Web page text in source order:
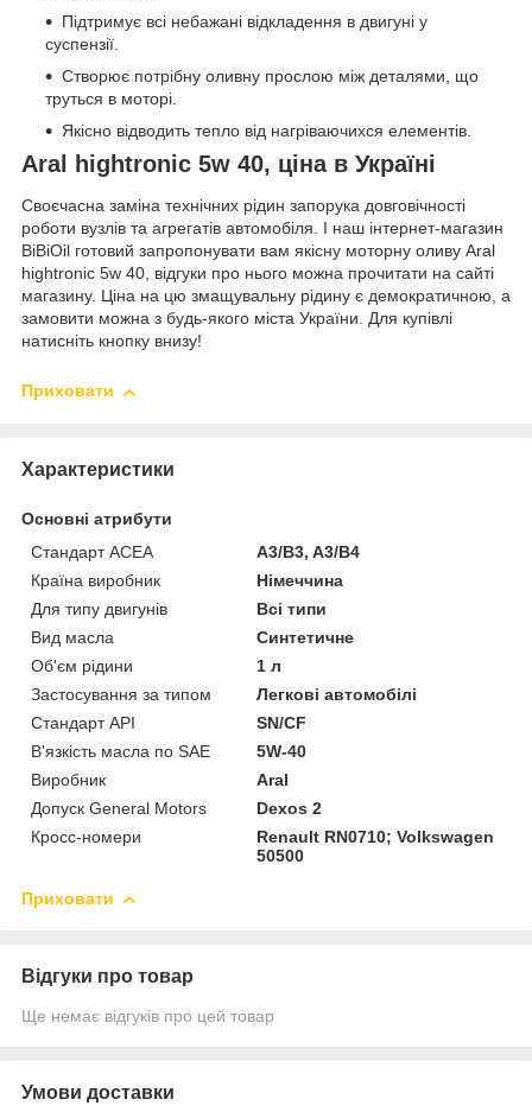
Підтримує всі небажані відкладення в двигуні у
суспензії.
Створює потрібну оливну прослою між деталями, що
труться в моторі.
Якісно відводить тепло від нагріваючихся елементів.
Aral hightronic 5w 40, ціна в Україні
Своєчасна заміна технічних рідин запорука довговічності
роботи вузлів та агрегатів автомобіля. І наш інтернет-магазин
BiBiOil готовий запропонувати вам якісну моторну оливу Aral
hightronic 5w 40, відгуки про нього можна прочитати на сайті
магазину. Ціна на цю змащувальну рідину є демократичною, а
замовити можна з будь-якого міста України. Для купівлі
натисніть кнопку внизу!
Приховати
Характеристики
Основні атрибути
Стандарт ACEA
A3/B3, A3/B4
Країна виробник
Німеччина
Для типу двигунів
Всі типи
Вид масла
Синтетичне
Об'єм рідини
1 л
Застосування за типом
Легкові автомобілі
Стандарт API
SN/CF
В'язкість масла по SAE
5W-40
Виробник
Aral
Допуск General Motors
Dexos 2
Кросс-номери
Renault RN0710; Volkswagen
50500
Приховати
Відгуки про товар
Ще немає відгуків про цей товар
Умови доставки